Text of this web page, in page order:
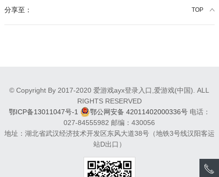
分享至： TOP
© Copyright By 2017-2020 爱游戏ayx登录入口,爱游戏(中国). ALL
RIGHTS RESERVED
鄂ICP备13011047号-1
鄂公网安备 42011402000336号电话：
027-84555982 邮编：430056
地址：湖北省武汉经济技术开发区东风大道38号（地铁3号线汉阳客运
站D出口）